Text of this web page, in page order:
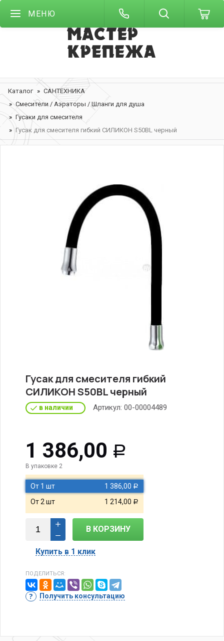
МЕНЮ
Каталог
САНТЕХНИКА
Смесители / Аэраторы / Шланги для душа
Гусаки для смесителя
Гусак для смесителя гибкий СИЛИКОН S50BL черный
Гусак для смесителя гибкий
СИЛИКОН S50BL черный
в наличии Артикул: 00-00004489
1 386,00 Р
В упаковке 2
От 1 шт 1 386,00 Р
От 2 шт 1 214,00 Р
В КОРЗИНУ
Купить в 1 клик
ПОДЕЛИТЬСЯ:
Получить консультацию